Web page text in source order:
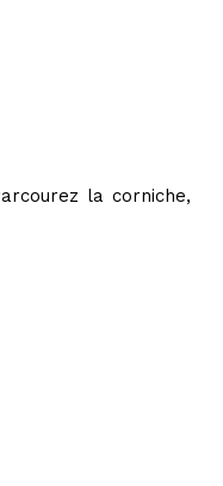
la corniche,